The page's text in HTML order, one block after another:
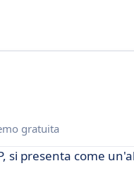
gratuita
si presenta come